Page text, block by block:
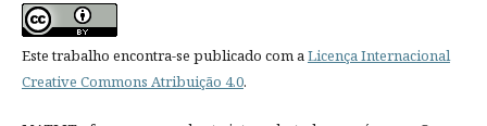
Este trabalho encontra-se publicado com aLicença Internacional
Creative Commons Atribuição 4.0.